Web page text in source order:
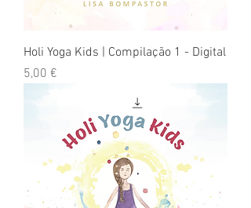
Holi Yoga Kids | Compilação 1 - Digital
Preço
5,00 €